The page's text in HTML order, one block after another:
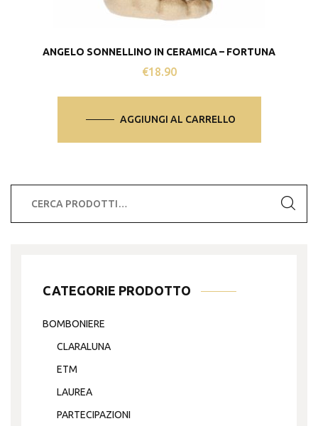
ANGELO SONNELLINO IN CERAMICA – FORTUNA
€18.90
AGGIUNGI AL CARRELLO
CATEGORIE PRODOTTO
BOMBONIERE
CLARALUNA
ETM
LAUREA
PARTECIPAZIONI